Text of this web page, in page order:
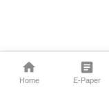
Home E-Paper